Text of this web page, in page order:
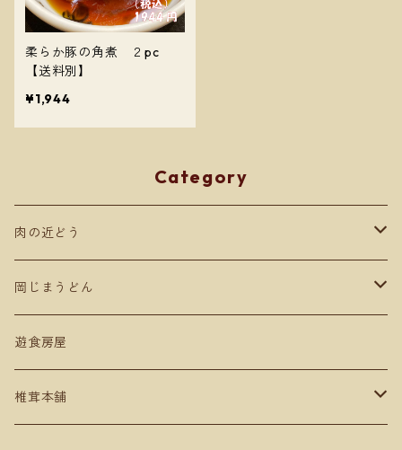
柔らか豚の角煮 ２pc
【送料別】
¥1,944
Category
肉の近どう
肉商品
岡じまうどん
ギフト贈答用
遊食房屋
椎茸本舗